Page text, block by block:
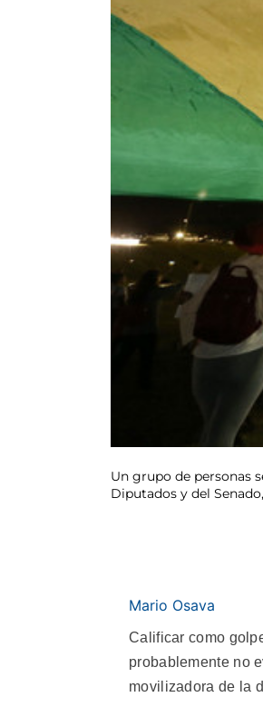
Un grupo de personas
Diputados y del
Mario Osava
Calificar como
probablemente no
movilizadora de la